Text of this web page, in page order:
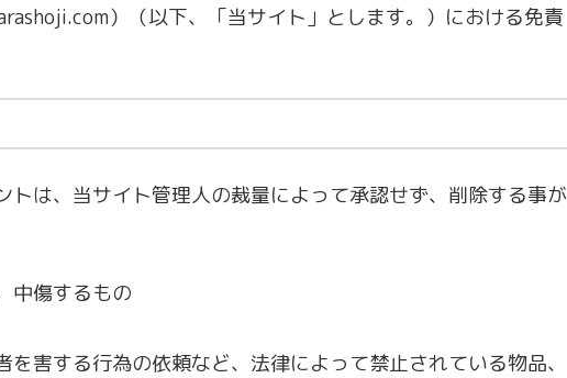
）（以下、「当サイト」とします。）における免責
トは、当サイト管理人の裁量によって承認せず、削除する事が
中傷するもの
害する行為の依頼など、法律によって禁止されている物品、